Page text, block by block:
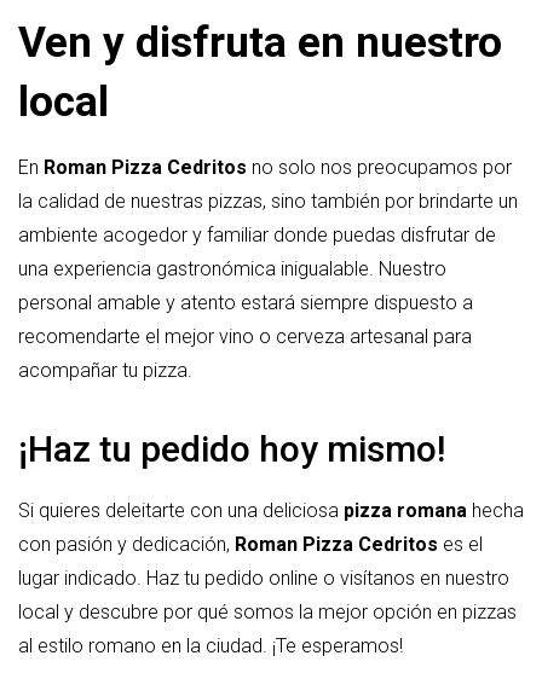
Ven y disfruta en nuestro
local
En Roman Pizza Cedritos no solo nos preocupamos por
la calidad de nuestras pizzas, sino también por brindarte un
ambiente acogedor y familiar donde puedas disfrutar de
una experiencia gastronómica inigualable. Nuestro
personal amable y atento estará siempre dispuesto a
recomendarte el mejor vino o cerveza artesanal para
acompañar tu pizza.
¡Haz tu pedido hoy mismo!
Si quieres deleitarte con una deliciosa pizza romana hecha
con pasión y dedicación, Roman Pizza Cedritos es el
lugar indicado. Haz tu pedido online o visítanos en nuestro
local y descubre por qué somos la mejor opción en pizzas
al estilo romano en la ciudad. ¡Te esperamos!